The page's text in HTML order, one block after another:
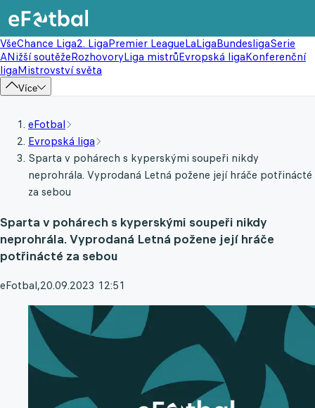
VšeChance Liga2. LigaPremier LeagueLaLigaBundesligaSerie
ANižší soutěžeRozhovoryLiga mistrůEvropská ligaKonferenční
ligaMistrovství světa
Více
eFotbal
Evropská liga
Sparta v pohárech s kyperskými soupeři nikdy
neprohrála. Vyprodaná Letná požene její hráče potřinácté
za sebou
Sparta v pohárech s kyperskými soupeři nikdy
neprohrála. Vyprodaná Letná požene její hráče
potřinácté za sebou
eFotbal,20.09.2023 12:51